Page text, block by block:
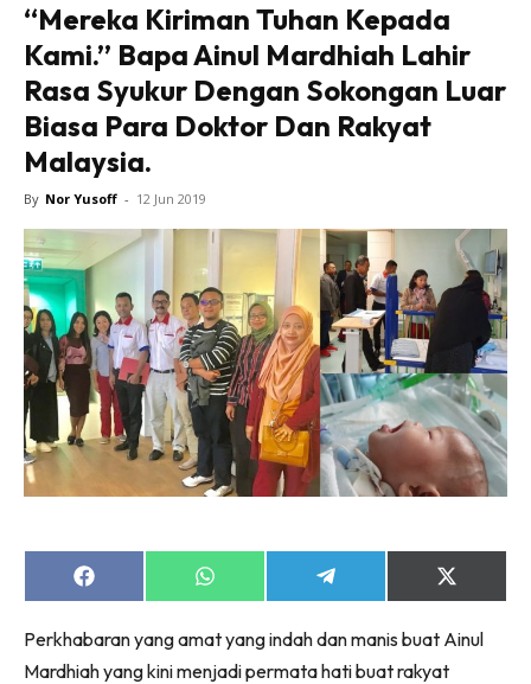
“Mereka Kiriman Tuhan Kepada
Kami.” Bapa Ainul Mardhiah Lahir
Rasa Syukur Dengan Sokongan Luar
Biasa Para Doktor Dan Rakyat
Malaysia.
By Nor Yusoff - 12 Jun 2019
Share
on
Share
on
Share
on
Share
on
(Twitter)
Perkhabaran yang amat yang indah dan manis buat Ainul
Mardhiah yang kini menjadi permata hati buat rakyat